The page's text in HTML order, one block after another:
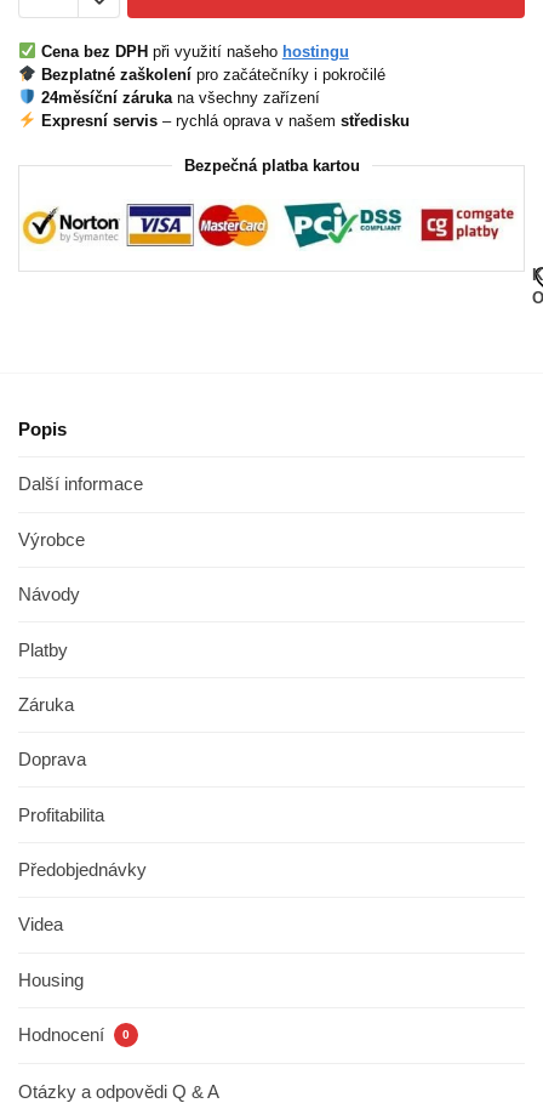
K
Cena bez DPH při využití našeho hostingu
Bezplatné zaškolenípro začátečníky i pokročilé
24měsíční zárukana všechny zařízení
Expresní servis– rychlá oprava v našem středisku
Bezpečná platba kartou
Popis
Další informace
Výrobce
Návody
Platby
Záruka
Doprava
Profitabilita
Předobjednávky
Videa
Housing
Hodnocení 0
Otázky a odpovědi Q & A